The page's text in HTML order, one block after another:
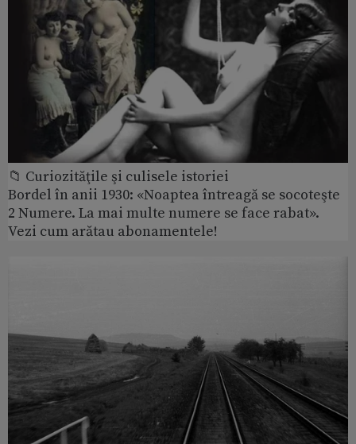
📁 Curiozităţile şi culisele istoriei
Bordel în anii 1930: «Noaptea întreagă se socoteşte
2 Numere. La mai multe numere se face rabat».
Vezi cum arătau abonamentele!